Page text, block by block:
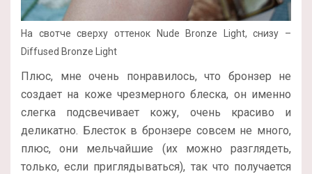
На свотче сверху оттенок Nude Bronze Light, снизу –
Diffused Bronze Light
Плюс, мне очень понравилось, что бронзер не
создает на коже чрезмерного блеска, он именно
слегка подсвечивает кожу, очень красиво и
деликатно. Блесток в бронзере совсем не много,
плюс, они мельчайшие (их можно разглядеть,
только, если приглядываться), так что получается